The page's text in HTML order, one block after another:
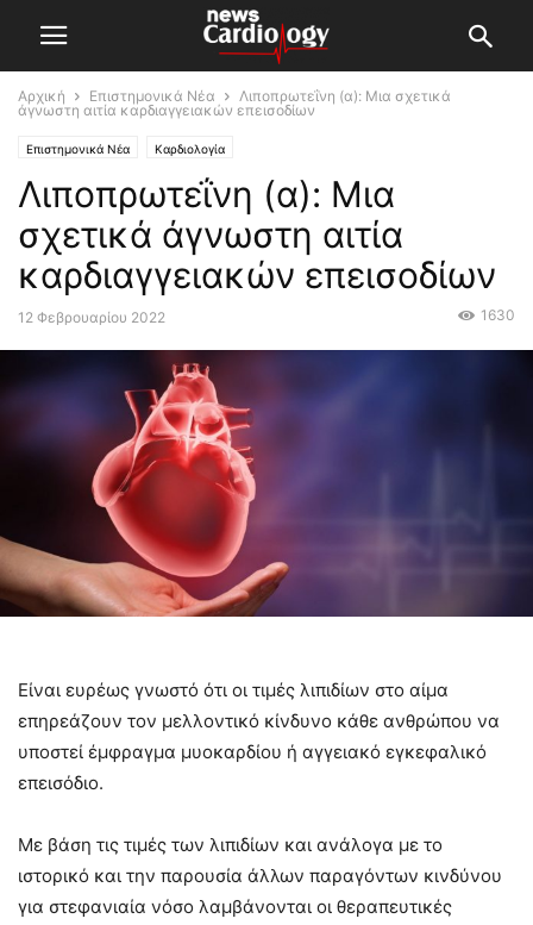
Αρχική Επιστημονικά Νέα
Λιποπρωτεΐνη (α): Mια σχετικά
άγνωστη αιτία καρδιαγγειακών επεισοδίων
Επιστημονικά Νέα Καρδιολογία
Λιποπρωτεΐνη (α): Mια
σχετικά άγνωστη αιτία
καρδιαγγειακών επεισοδίων
12 Φεβρουαρίου 2022 1630
Είναι ευρέως γνωστό ότι οι τιμές λιπιδίων στο αίμα
επηρεάζουν τον μελλοντικό κίνδυνο κάθε ανθρώπου να
υποστεί έμφραγμα μυοκαρδίου ή αγγειακό εγκεφαλικό
επεισόδιο.
Με βάση τις τιμές των λιπιδίων και ανάλογα με το
ιστορικό και την παρουσία άλλων παραγόντων κινδύνου
για στεφανιαία νόσο λαμβάνονται οι θεραπευτικές